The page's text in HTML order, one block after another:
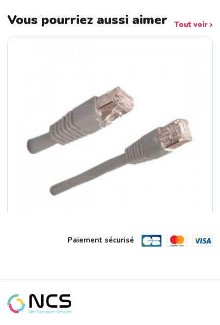
Vous pourriez aussi aimer Tout voir
Paiement sécurisé